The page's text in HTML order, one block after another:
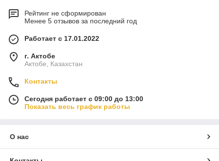
Рейтинг не сформирован
Менее 5 отзывов за последний год
Работает с 17.01.2022
г. Актобе
Актобе, Казахстан
Контакты
Сегодня работает с 09:00 до 13:00
Показать весь график работы
О нас